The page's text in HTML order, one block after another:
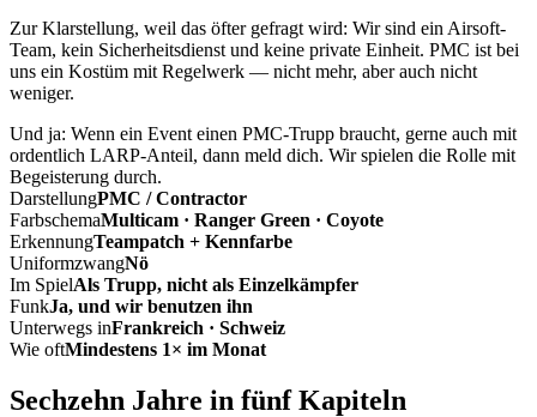
Zur Klarstellung, weil das öfter gefragt wird: Wir sind ein Airsoft-
Team, kein Sicherheitsdienst und keine private Einheit. PMC ist bei
uns ein Kostüm mit Regelwerk — nicht mehr, aber auch nicht
weniger.
Und ja: Wenn ein Event einen PMC-Trupp braucht, gerne auch mit
ordentlich LARP-Anteil, dann meld dich. Wir spielen die Rolle mit
Begeisterung durch.
DarstellungPMC / Contractor
FarbschemaMulticam · Ranger Green · Coyote
ErkennungTeampatch + Kennfarbe
UniformzwangNö
Im SpielAls Trupp, nicht als Einzelkämpfer
FunkJa, und wir benutzen ihn
Unterwegs inFrankreich · Schweiz
Wie oftMindestens 1× im Monat
Sechzehn Jahre in fünf Kapiteln